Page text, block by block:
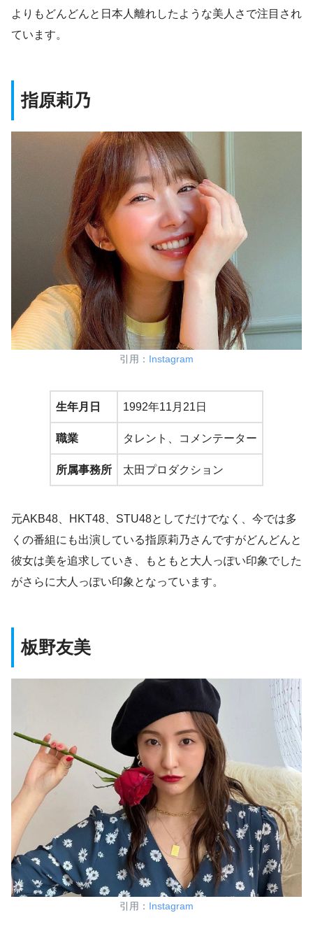
よりもどんどんと日本人離れしたような美人さで注目され
ています。
指原莉乃
引用： Instagram
生年月日 1992年11月21日
職業 タレント、コメンテーター
所属事務所 太田プロダクション
元AKB48、HKT48、STU48としてだけでなく、今では多
くの番組にも出演している指原莉乃さんですがどんどんと
彼女は美を追求していき、もともと大人っぽい印象でした
がさらに大人っぽい印象となっています。
板野友美
引用： Instagram